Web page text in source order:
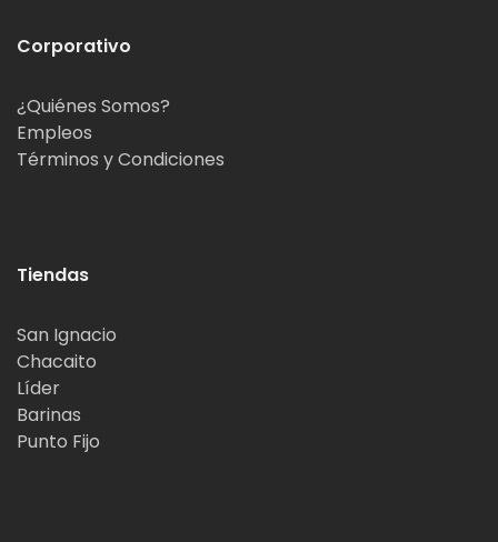
Corporativo
¿Quiénes Somos?
Empleos
Términos y Condiciones
Tiendas
San Ignacio
Chacaito
Líder
Barinas
Punto Fijo